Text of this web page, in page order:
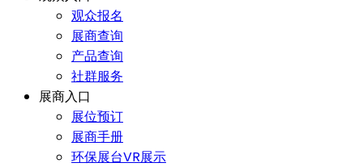
观众报名
展商查询
产品查询
社群服务
展商入口
展位预订
展商手册
环保展台VR展示